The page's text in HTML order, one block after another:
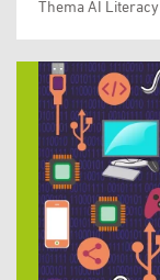
Thema AI Literacy